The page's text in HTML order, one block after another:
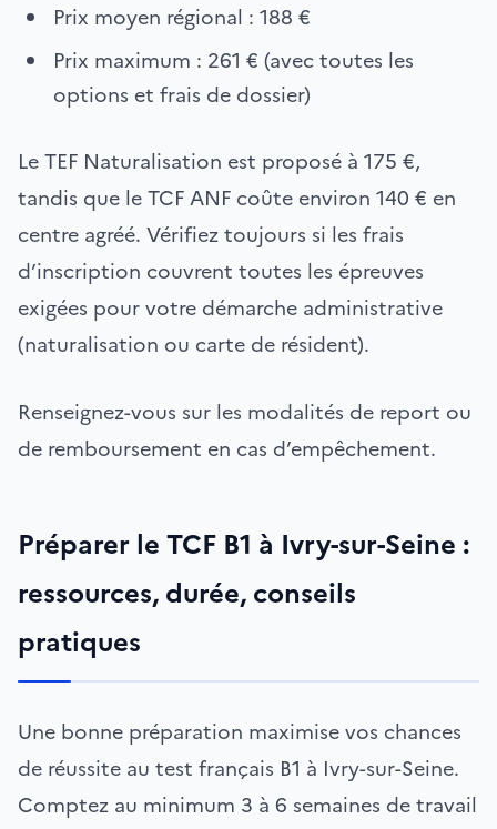
Prix moyen régional : 188 €
Prix maximum : 261 € (avec toutes les
options et frais de dossier)
Le TEF Naturalisation est proposé à 175 €,
tandis que le TCF ANF coûte environ 140 € en
centre agréé. Vérifiez toujours si les frais
d’inscription couvrent toutes les épreuves
exigées pour votre démarche administrative
(naturalisation ou carte de résident).
Renseignez-vous sur les modalités de report ou
de remboursement en cas d’empêchement.
Préparer le TCF B1 à Ivry-sur-Seine :
ressources, durée, conseils
pratiques
Une bonne préparation maximise vos chances
de réussite au test français B1 à Ivry-sur-Seine.
Comptez au minimum 3 à 6 semaines de travail